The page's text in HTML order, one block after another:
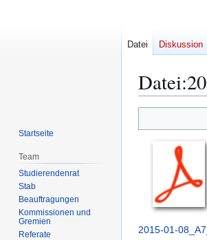
Datei:
Navigation
springen
Suche
springen
2015-01-
Datei Diskussion
Startseite
Team
Studierendenrat
Stab
Beauftragungen
Kommissionen und
Gremien
Referate